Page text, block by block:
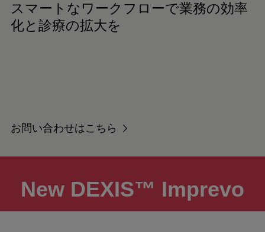
スマートなワークフローで業務の効率
化と診療の拡大を
お問い合わせはこちら
New DEXIS™ Imprevo